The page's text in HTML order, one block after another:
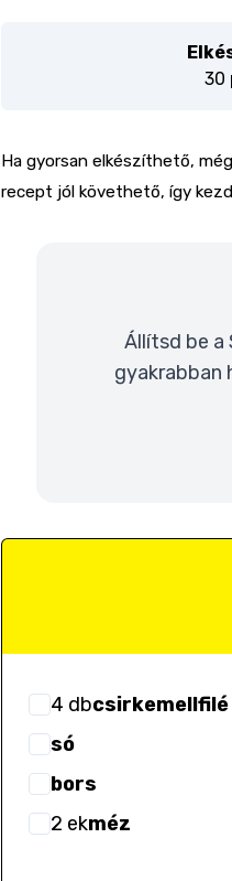
30
Ha gyorsan elkészíthető,
recept jól követhető, így
Állítsd be a
gyakrabban
4 dbcsirkemellfilé
só
bors
2 ekméz